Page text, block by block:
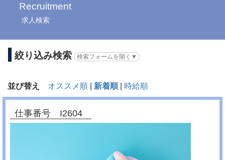
Recruitment
求人検索
絞り込み検索 検索フォームを開く▼
並び替え オススメ順 新着順| 時給順
仕事番号 I2604